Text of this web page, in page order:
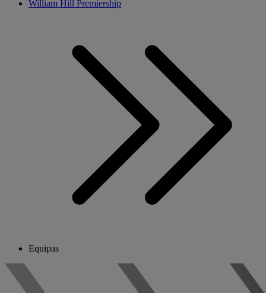
William Hill Premiership
Equipas